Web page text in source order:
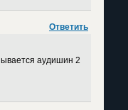
Ответить
аудишин 2